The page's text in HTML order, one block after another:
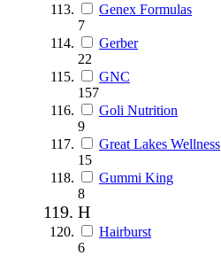
Genex Formulas
7
Gerber
22
GNC
157
Goli Nutrition
9
Great Lakes Wellness
15
Gummi King
8
H
Hairburst
6